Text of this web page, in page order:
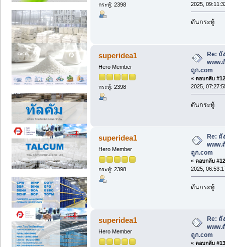
กระทู้: 2398
2025,
ดันกระทู้
superidea1
Hero Member
กระทู้: 2398
Re: ถั
www.
ถูก.com
« ตอบกลับ
2025,
ดันกระทู้
superidea1
Hero Member
กระทู้: 2398
Re: ถั
www.
ถูก.com
« ตอบกลับ
2025,
ดันกระทู้
superidea1
Hero Member
Re: ถั
www.
ถูก.com
« ตอบกลับ